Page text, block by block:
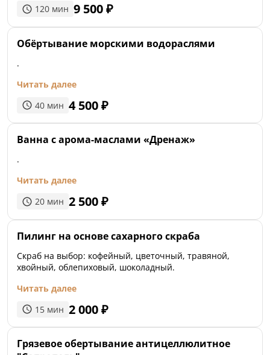
120 мин 9 500₽
Обёртывание морскими водораслями
.
Читать далее
40 мин 4 500₽
Ванна с арома-маслами «Дренаж»
.
Читать далее
20 мин 2 500₽
Пилинг на основе сахарного скраба
Скраб на выбор: кофейный, цветочный, травяной,
хвойный, облепиховый, шоколадный.
Читать далее
15 мин 2 000₽
Грязевое обертывание антицеллюлитное